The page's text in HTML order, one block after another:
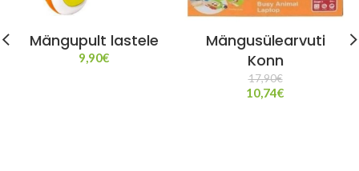
Mängupult lastele
9,90€
Mängusülearvuti
Konn
17,90€
10,74€